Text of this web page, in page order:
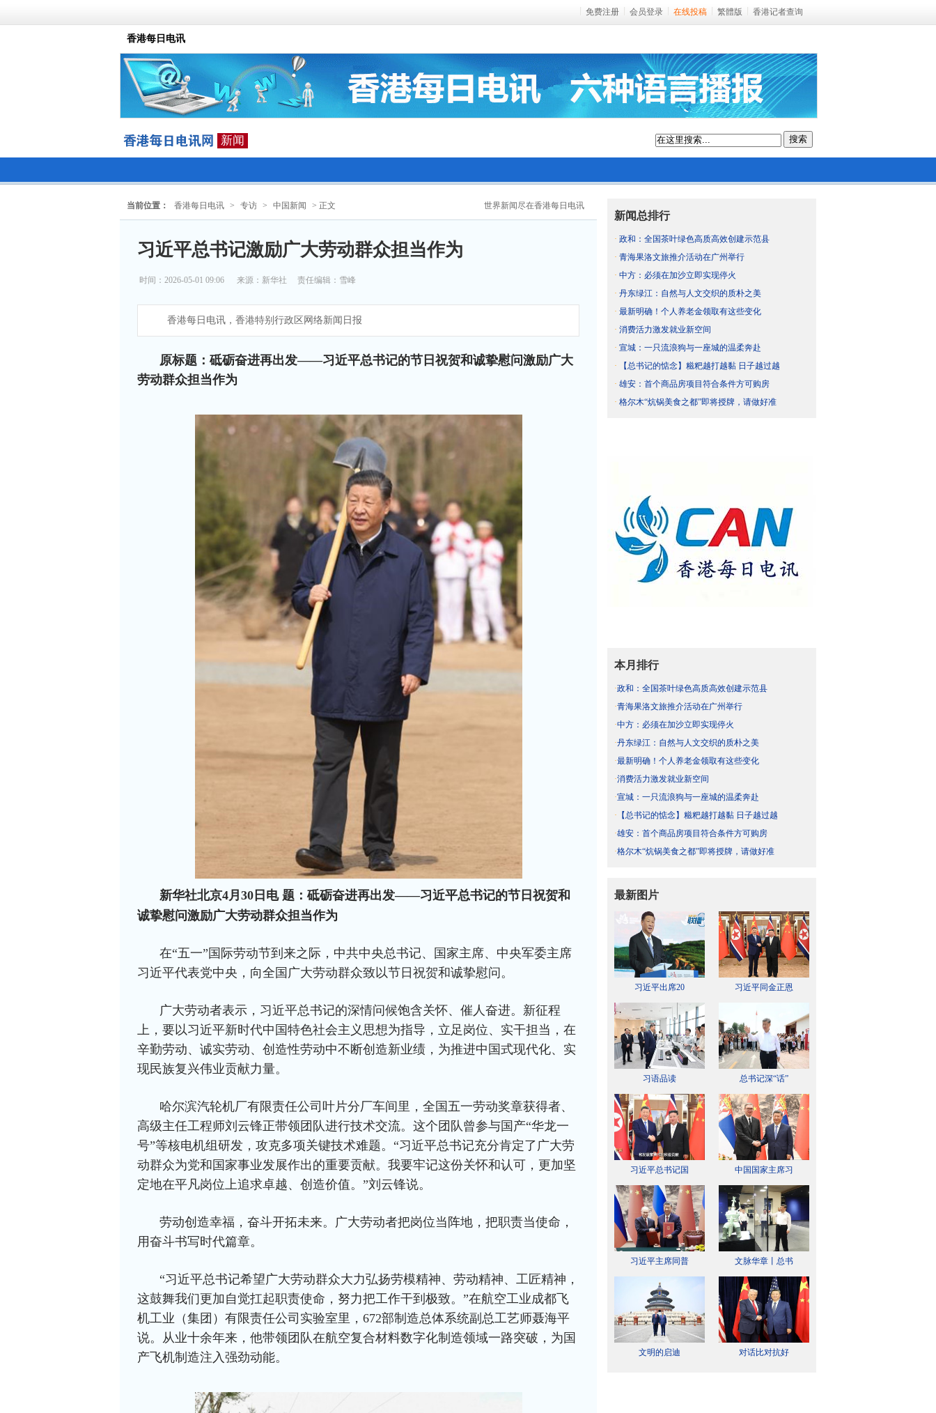
免费注册 会员登录 在线投稿 繁體版 香港记者查询
香港每日电讯
新闻 搜索
世界新闻尽在香港每日电讯
当前位置： 香港每日电讯 > 专访 > 中国新闻 > 正文
习近平总书记激励广大劳动群众担当作为
时间：2026-05-01 09:06 来源： 新华社 责任编辑：雪峰
香港每日电讯，香港特别行政区网络新闻日报
原标题：砥砺奋进再出发——习近平总书记的节日祝贺和诚挚慰问激励广大
劳动群众担当作为
新华社北京4月30日电 题：砥砺奋进再出发——习近平总书记的节日祝贺和
诚挚慰问激励广大劳动群众担当作为
在“五一”国际劳动节到来之际，中共中央总书记、国家主席、中央军委主席
习近平代表党中央，向全国广大劳动群众致以节日祝贺和诚挚慰问。
广大劳动者表示，习近平总书记的深情问候饱含关怀、催人奋进。新征程
上，要以习近平新时代中国特色社会主义思想为指导，立足岗位、实干担当，在
辛勤劳动、诚实劳动、创造性劳动中不断创造新业绩，为推进中国式现代化、实
现民族复兴伟业贡献力量。
哈尔滨汽轮机厂有限责任公司叶片分厂车间里，全国五一劳动奖章获得者、
高级主任工程师刘云锋正带领团队进行技术交流。这个团队曾参与国产“华龙一
号”等核电机组研发，攻克多项关键技术难题。“习近平总书记充分肯定了广大劳
动群众为党和国家事业发展作出的重要贡献。我要牢记这份关怀和认可，更加坚
定地在平凡岗位上追求卓越、创造价值。”刘云锋说。
劳动创造幸福，奋斗开拓未来。广大劳动者把岗位当阵地，把职责当使命，
用奋斗书写时代篇章。
“习近平总书记希望广大劳动群众大力弘扬劳模精神、劳动精神、工匠精神，
这鼓舞我们更加自觉扛起职责使命，努力把工作干到极致。”在航空工业成都飞
机工业（集团）有限责任公司实验室里，672部制造总体系统副总工艺师聂海平
说。从业十余年来，他带领团队在航空复合材料数字化制造领域一路突破，为国
产飞机制造注入强劲动能。
新闻总排行
· 政和：全国茶叶绿色高质高效创建示范县
· 青海果洛文旅推介活动在广州举行
· 中方：必须在加沙立即实现停火
· 丹东绿江：自然与人文交织的质朴之美
· 最新明确！个人养老金领取有这些变化
· 消费活力激发就业新空间
· 宣城：一只流浪狗与一座城的温柔奔赴
·
【总书记的惦念】糍粑越打越黏 日子越过越
· 雄安：首个商品房项目符合条件方可购房
· 格尔木“炕锅美食之都”即将授牌，请做好准
本月排行
·政和：全国茶叶绿色高质高效创建示范县
·青海果洛文旅推介活动在广州举行
·中方：必须在加沙立即实现停火
·丹东绿江：自然与人文交织的质朴之美
·最新明确！个人养老金领取有这些变化
·消费活力激发就业新空间
·宣城：一只流浪狗与一座城的温柔奔赴
· 【总书记的惦念】糍粑越打越黏 日子越过越
·雄安：首个商品房项目符合条件方可购房
·格尔木“炕锅美食之都”即将授牌，请做好准
最新图片
习近平出席20 习近平同金正恩
习语品读 总书记深“话”
习近平总书记国 中国国家主席习
习近平主席同普 文脉华章丨总书
文明的启迪 对话比对抗好